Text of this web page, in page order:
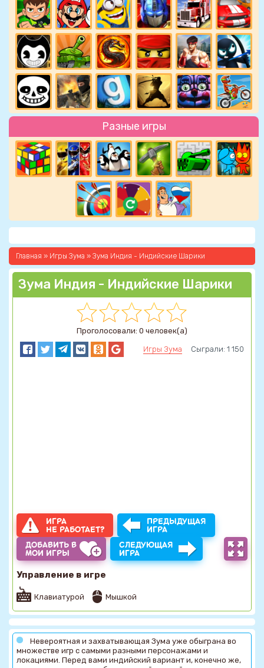
Разные игры
Главная » Игры Зума » Зума Индия - Индийские Шарики
Зума Индия - Индийские Шарики
Проголосовали: 0 человек(а)
Игры Зума Сыграли: 1 150
ИГРА
НЕ РАБОТАЕТ?
ПРЕДЫДУЩАЯ
ИГРА
ДОБАВИТЬ В
МОИ ИГРЫ
СЛЕДУЮЩАЯ
ИГРА
Управление в игре
Клавиатурой Мышкой
Невероятная и захватывающая Зума уже обыграна во
множестве игр с самыми разными персонажами и
локациями. Перед вами индийский вариант и, конечно же,